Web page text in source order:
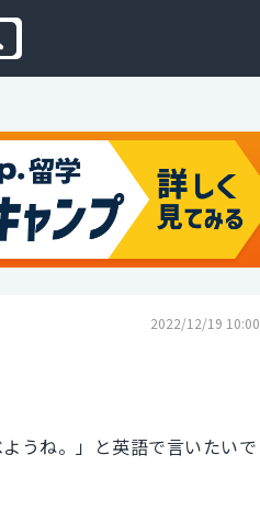
2022/12/19 10:00
うね。」と英語で言いたいで